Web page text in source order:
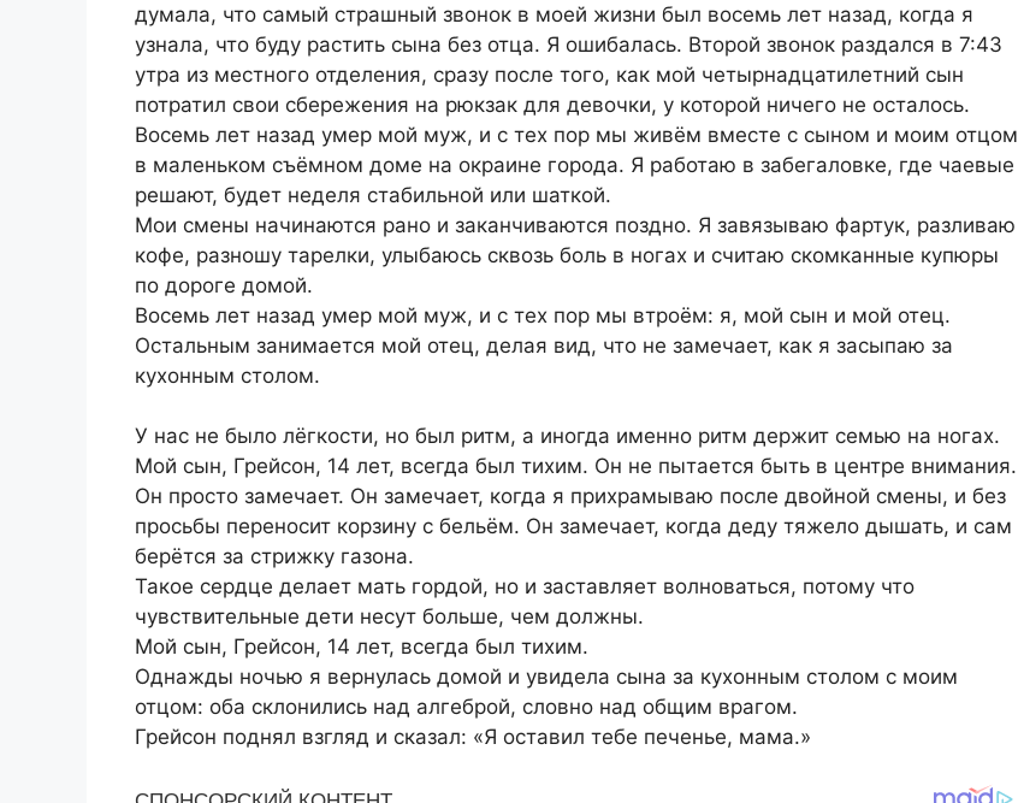
думала, что самый страшный звонок в моей жизни был восемь лет назад, когда я
узнала, что буду растить сына без отца. Я ошибалась. Второй звонок раздался в 7:43
утра из местного отделения, сразу после того, как мой четырнадцатилетний сын
потратил свои сбережения на рюкзак для девочки, у которой ничего не осталось.
Восемь лет назад умер мой муж, и с тех пор мы живём вместе с сыном и моим отцом
в маленьком съёмном доме на окраине города. Я работаю в забегаловке, где чаевые
решают, будет неделя стабильной или шаткой.
Мои смены начинаются рано и заканчиваются поздно. Я завязываю фартук, разливаю
кофе, разношу тарелки, улыбаюсь сквозь боль в ногах и считаю скомканные купюры
по дороге домой.
Восемь лет назад умер мой муж, и с тех пор мы втроём: я, мой сын и мой отец.
Остальным занимается мой отец, делая вид, что не замечает, как я засыпаю за
кухонным столом.
У нас не было лёгкости, но был ритм, а иногда именно ритм держит семью на ногах.
Мой сын, Грейсон, 14 лет, всегда был тихим. Он не пытается быть в центре внимания.
Он просто замечает. Он замечает, когда я прихрамываю после двойной смены, и без
просьбы переносит корзину с бельём. Он замечает, когда деду тяжело дышать, и сам
берётся за стрижку газона.
Такое сердце делает мать гордой, но и заставляет волноваться, потому что
чувствительные дети несут больше, чем должны.
Мой сын, Грейсон, 14 лет, всегда был тихим.
Однажды ночью я вернулась домой и увидела сына за кухонным столом с моим
отцом: оба склонились над алгеброй, словно над общим врагом.
Грейсон поднял взгляд и сказал: «Я оставил тебе печенье, мама.»